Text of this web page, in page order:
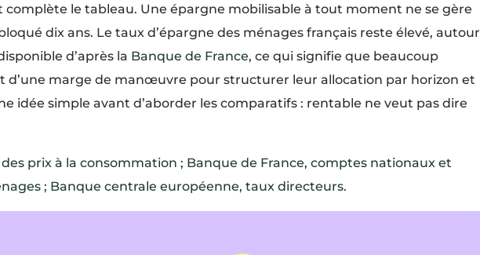
complète le tableau. Une épargne mobilisable à tout moment ne se gère
dix ans. Le taux d’épargne des ménages français reste élevé, autour
d’après la Banque de France, ce qui signifie que beaucoup
d’une marge de manœuvre pour structurer leur allocation par horizon et
idée simple avant d’aborder les comparatifs : rentable ne veut pas dire
des prix à la consommation ; Banque de France, comptes nationaux et
; Banque centrale européenne, taux directeurs.